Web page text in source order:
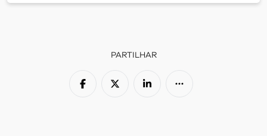
PARTILHAR